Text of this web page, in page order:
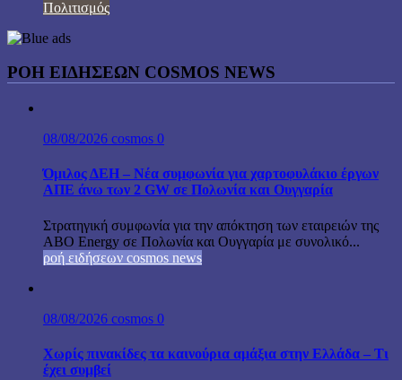
Πολιτισμός
ΡΟΗ ΕΙΔΗΣΕΩΝ COSMOS NEWS
08/08/2026 cosmos 0
Όμιλος ΔΕΗ – Νέα συμφωνία για χαρτοφυλάκιο έργων
ΑΠΕ άνω των 2 GW σε Πολωνία και Ουγγαρία
Στρατηγική συμφωνία για την απόκτηση των εταιρειών της
ABO Energy σε Πολωνία και Ουγγαρία με συνολικό...
ροή ειδήσεων cosmos news
08/08/2026 cosmos 0
Χωρίς πινακίδες τα καινούρια αμάξια στην Ελλάδα – Τι
έχει συμβεί